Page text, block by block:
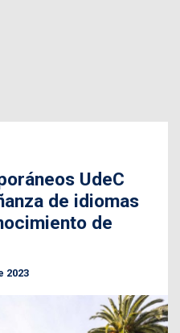
UdeC
de idiomas
de
2023